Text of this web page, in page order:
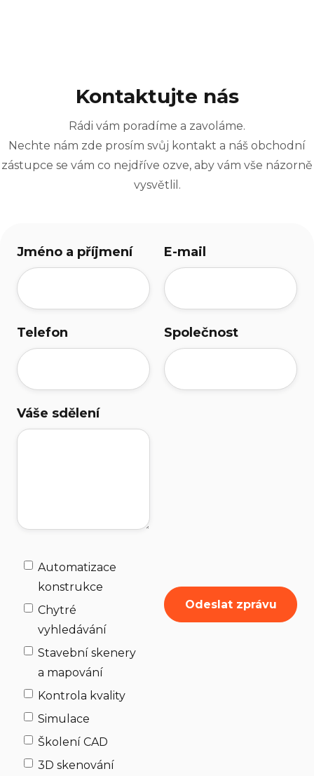
Kontaktujte nás
Rádi vám poradíme a zavoláme.
Nechte nám zde prosím svůj kontakt a náš obchodní
zástupce se vám co nejdříve ozve, aby vám vše názorně
vysvětlil.
Jméno a příjmení E-mail
Telefon Společnost
Váše sdělení
Automatizace
konstrukce
Chytré
vyhledávání
Stavební skenery
a mapování
Kontrola kvality
Simulace
Školení CAD
3D skenování